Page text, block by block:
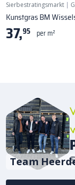
Sierbestratingsmarkt |
Kunstgras BM
37,95 per m²
Team